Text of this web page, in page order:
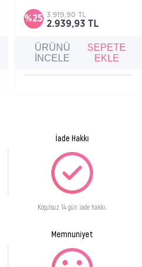
köklerini güçlendirerek daha canlı, dolgun ve
dayanıklı saç görünümüne yardımcı olur.
%25
2.939,93 TL
3.919,90 TL
ÜRÜNÜ
İNCELE
SEPETE
EKLE
İade Hakkı
Koşulsuz 14 gün iade hakkı.
Memnuniyet